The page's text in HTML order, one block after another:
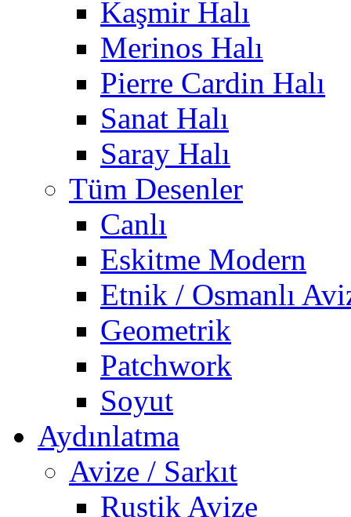
Kaşmir Halı
Merinos Halı
Pierre Cardin Halı
Sanat Halı
Saray Halı
Tüm Desenler
Canlı
Eskitme Modern
Etnik / Osmanlı
Geometrik
Patchwork
Soyut
Aydınlatma
Avize / Sarkıt
Rustik Avize